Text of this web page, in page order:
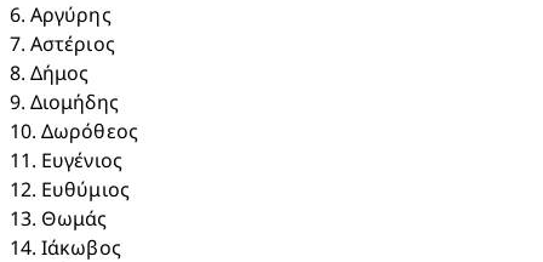
6. Αργύρης​
7. Αστέριος​
8. Δήμος​
9. Διομήδης​
10. Δωρόθεος​
11. Ευγένιος​
12. Ευθύμιος​
13. Θωμάς​
14. Ιάκωβος​